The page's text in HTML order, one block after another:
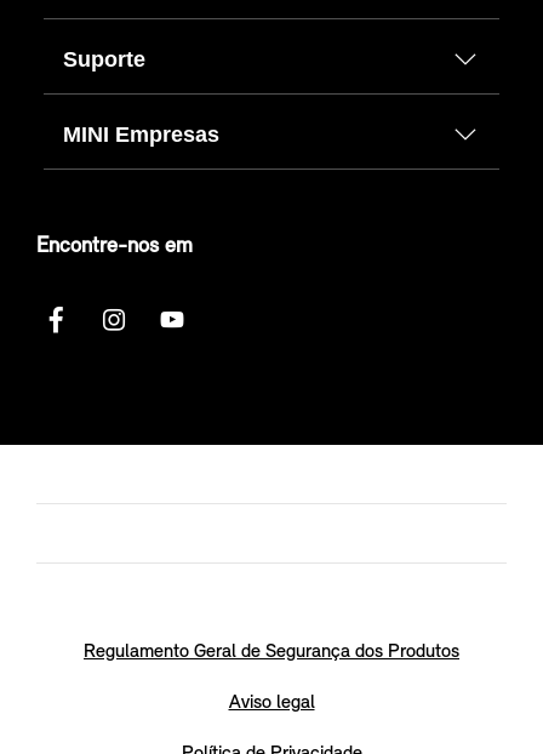
Suporte
MINI Empresas
Encontre-nos em
Regulamento Geral de Segurança dos Produtos
Aviso legal